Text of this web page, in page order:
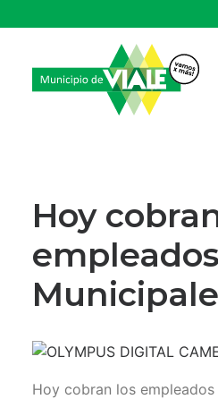
HCD
TRÁMITES Y SERVICIOS
CIUDAD
Hoy
empleados
Hoy cobran los empleados